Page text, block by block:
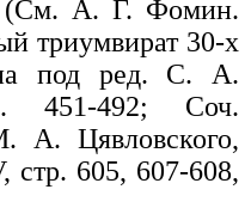
(См. А. Г. Фомин.
триумвират 30-х
под ред. С. А.
451-492; Соч.
А. Цявловского,
стр. 605, 607-608,